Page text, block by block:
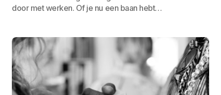
door met werken. Of je nu een baan hebt…